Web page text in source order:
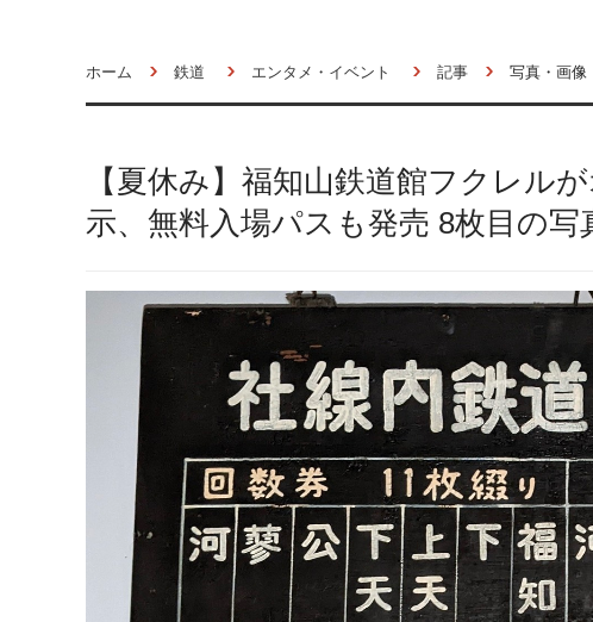
ホーム 鉄道 エンタメ・イベント 記事 写真・画像
【夏休み】福知山鉄道館フクレル
示、無料入場パスも発売 8枚目の写